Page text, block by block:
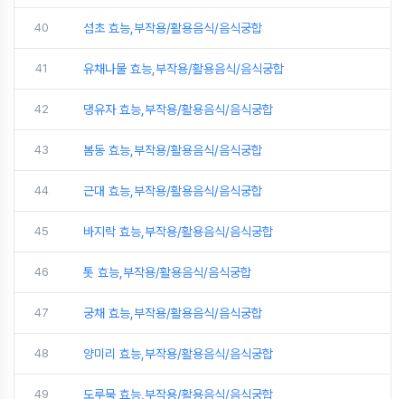
40 섬초 효능,부작용/활용음식/음식궁합
41 유채나물 효능,부작용/활용음식/음식궁합
42 댕유자 효능,부작용/활용음식/음식궁합
43 봄동 효능,부작용/활용음식/음식궁합
44 근대 효능,부작용/활용음식/음식궁합
45 바지락 효능,부작용/활용음식/음식궁합
46 톳 효능,부작용/활용음식/음식궁합
47 궁채 효능,부작용/활용음식/음식궁합
48 양미리 효능,부작용/활용음식/음식궁합
49 도루묵 효능,부작용/활용음식/음식궁합